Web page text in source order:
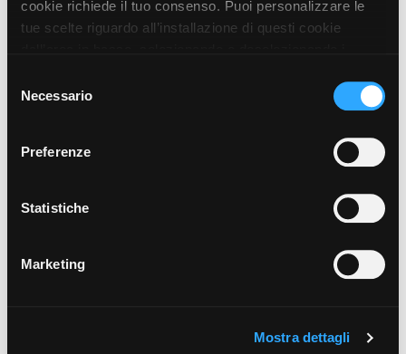
cookie richiede il tuo consenso. Puoi personalizzare le
tue scelte riguardo all’installazione di questi cookie
prosegui” o decidere di accettare tutti i cookie, cliccando
sul pulsante “Accetta tutti i cookie”. Cliccando sul tasto
unicamente i cookie necessari alla navigazione. Per
funzionamento, puoi prendere visione dell’informativa
cliccando qui.
delNecessario
Preferenze
Statistiche
Marketing
Mostra dettagli
404